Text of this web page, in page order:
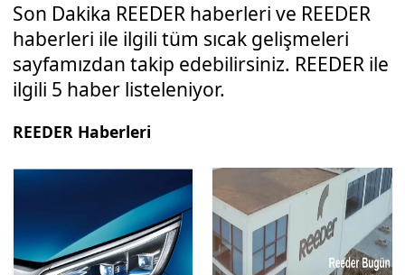
Son Dakika REEDER haberleri ve REEDER
haberleri ile ilgili tüm sıcak gelişmeleri
sayfamızdan takip edebilirsiniz. REEDER ile
ilgili 5 haber listeleniyor.
REEDER Haberleri